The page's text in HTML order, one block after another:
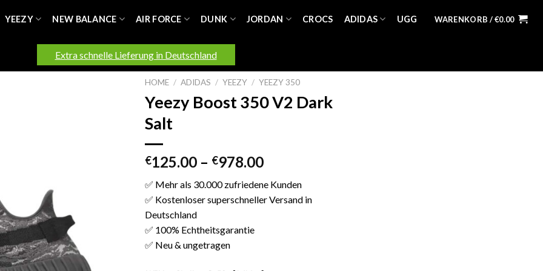
YEEZY NEW BALANCE AIR FORCE DUNK JORDAN CROCS ADIDAS UGG WARENKORB /€0.00
Extra schnelle Lieferung in Deutschland
HOME / ADIDAS / YEEZY / YEEZY 350
Yeezy Boost 350 V2 Dark
Salt
€125.00 – €978.00
✅ Mehr als 30.000 zufriedene Kunden
✅ Kostenloser superschneller Versand in
Deutschland
✅ 100% Echtheitsgarantie
✅ Neu & ungetragen